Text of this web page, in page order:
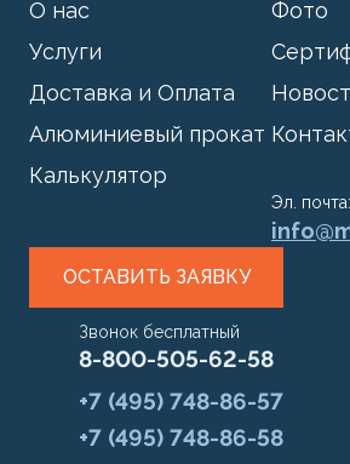
О нас
Услуги
Доставка и Оплата
Алюминиевый прокат
Калькулятор
Фото
Эл. почта:
ОСТАВИТЬ ЗАЯВКУ
Звонок бесплатный
8-800-505-62-58
+7 (495) 748-86-57
+7 (495) 748-86-58